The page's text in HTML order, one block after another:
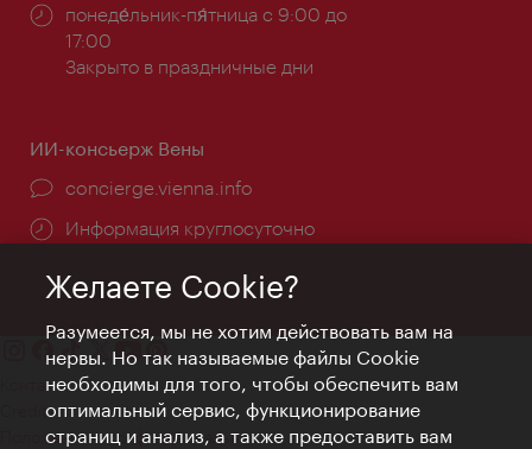
Часы
работы:
понеде́льник-пя́тница с 9:00 до
17:00
Закрыто в праздничные дни
ИИ-консьерж Вены
concierge.vienna.info
Информация круглосуточно
Контакт
Credits
Положение о конфиденциальности
Желаете Cookie?
Разумеется, мы не хотим действовать вам на
нервы. Но так называемые файлы Cookie
необходимы для того, чтобы обеспечить вам
оптимальный сервис, функционирование
страниц и анализ, а также предоставить вам